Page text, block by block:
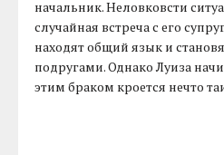
начальник. Неловковсти
случайная встреча с его
находят общий язык и
подругами. Однако Луиза
этим браком кроется нечто